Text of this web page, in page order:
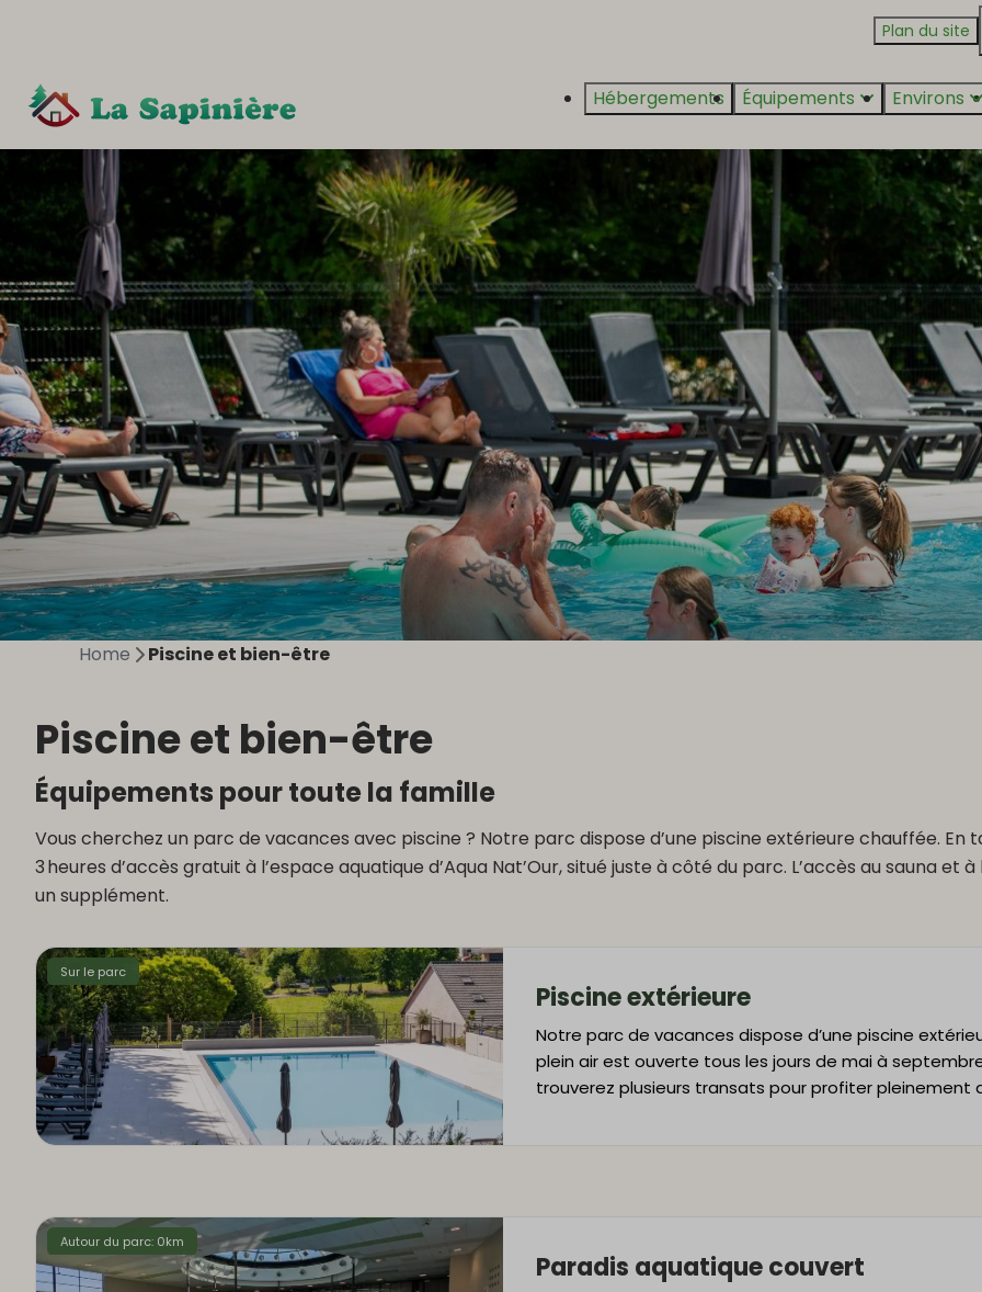
Plan du site
Hébergements Équipements Environs
Home Piscine et bien-être
Piscine et bien-être
Équipements pour toute la famille
Vous cherchez un parc de vacances avec piscine ? Notre parc dispose d’une piscine extérieure chauffée. En
3 heures d’accès gratuit à l’espace aquatique d’Aqua Nat’Our, situé juste à côté du parc. L’accès au sauna
un supplément.
Sur le parc
Piscine extérieure
Notre parc de vacances dispose d’une piscine
plein air est ouverte tous les jours de mai à
trouverez plusieurs transats pour profiter pleinement
Autour du parc: 0km
Paradis aquatique couvert